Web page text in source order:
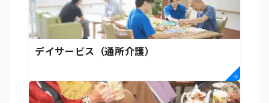
デイサービス（通所介護）